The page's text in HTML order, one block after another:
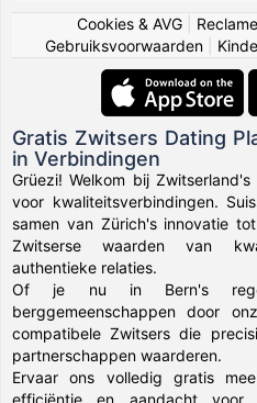
Cookies & AVG
Reclame
Gebruiksvoorwaarden
Gratis Zwitsers Dating
in Verbindingen
Grüezi! Welkom bij
voor kwaliteitsverbindingen.
samen van Zürich's innovatie
Zwitserse waarden van
authentieke relaties.
Of je nu in Bern's
berggemeenschappen door
compatibele Zwitsers die
partnerschappen waarderen.
Ervaar ons volledig gratis
efficiëntie en aandacht